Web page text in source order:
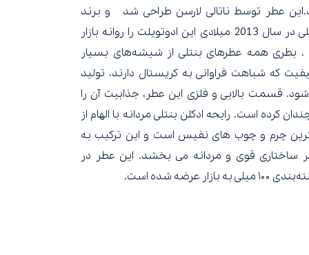
عطر توسط ناتالی لارسن طراحی شد و برند
بنتلی در سال 2013 میلادی این ادوتویلت را روانه بازار
. بطری همه عطرهای بنتلی از شیشه‌های بسیار
که شباهت فراوانی به کریستال دارند، تولید
قسمت بالایی و فلزی این عطر، جذابیت آن را
کرده است. رایحه ادکلن بنتلی مردانه با الهام از
چرم و چوب های نفیس است و این ترکیب به
ساختاری قوی و مردانه می بخشد. این عطر در
میلی به بازار عرضه شده است.